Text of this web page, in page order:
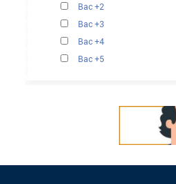
Bac +2
Bac +3
Bac +4
Bac +5